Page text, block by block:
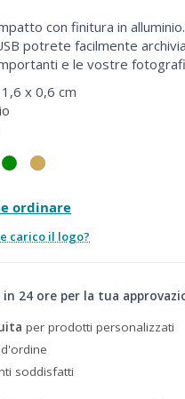
con finitura in
potrete facilmente
e le vostre
x 0,6 cm
ordinare
carico il logo?
in 24 ore per la tua
per prodotti personalizzati
d'ordine
soddisfatti